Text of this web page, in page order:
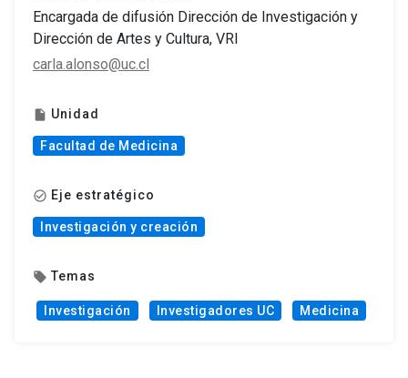
Encargada de difusión Dirección de Investigación y
Dirección de Artes y Cultura, VRI
carla.alonso@uc.cl
insert_drive_file Unidad
Facultad de Medicina
check_circle_outline Eje estratégico
Investigación y creación
local_offer Temas
Investigación Investigadores UC Medicina